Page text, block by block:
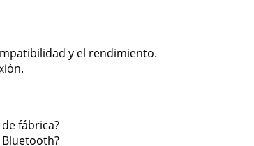
y el rendimiento.
fábrica?